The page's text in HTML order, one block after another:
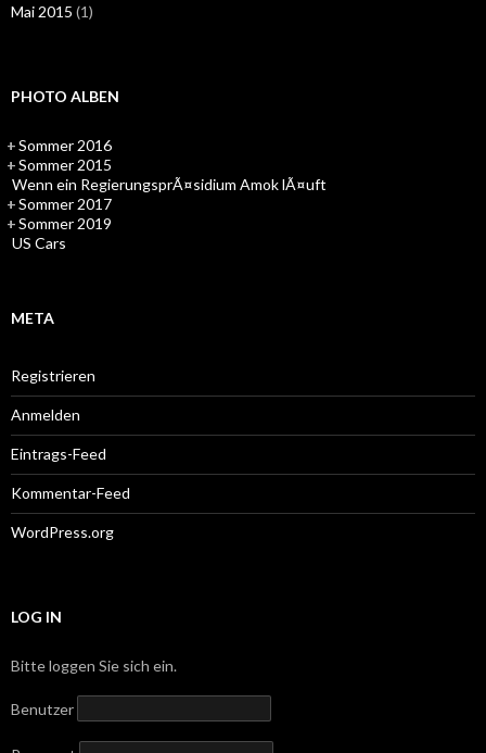
Mai 2015 (1)
PHOTO ALBEN
+Sommer 2016
+Sommer 2015
Wenn ein RegierungsprÃ¤sidium Amok lÃ¤uft
+Sommer 2017
+Sommer 2019
US Cars
META
Registrieren
Anmelden
Eintrags-Feed
Kommentar-Feed
WordPress.org
LOG IN
Bitte loggen Sie sich ein.
Benutzer